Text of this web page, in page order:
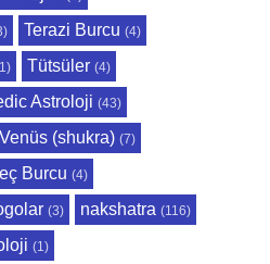
Terazi Burcu (4)
Tütsüler (4)
Astroloji (43)
Venüs (shukra) (7)
Burcu (4)
(3) nakshatra (116)
(1)